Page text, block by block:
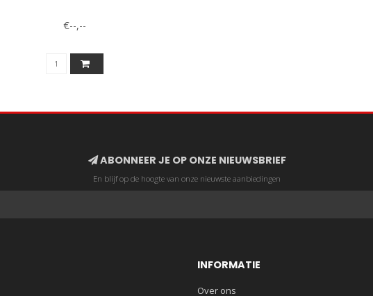
€--,--
ABONNEER JE OP ONZE NIEUWSBRIEF
En blijf op de hoogte van onze nieuwste aanbiedingen
INFORMATIE
Over ons